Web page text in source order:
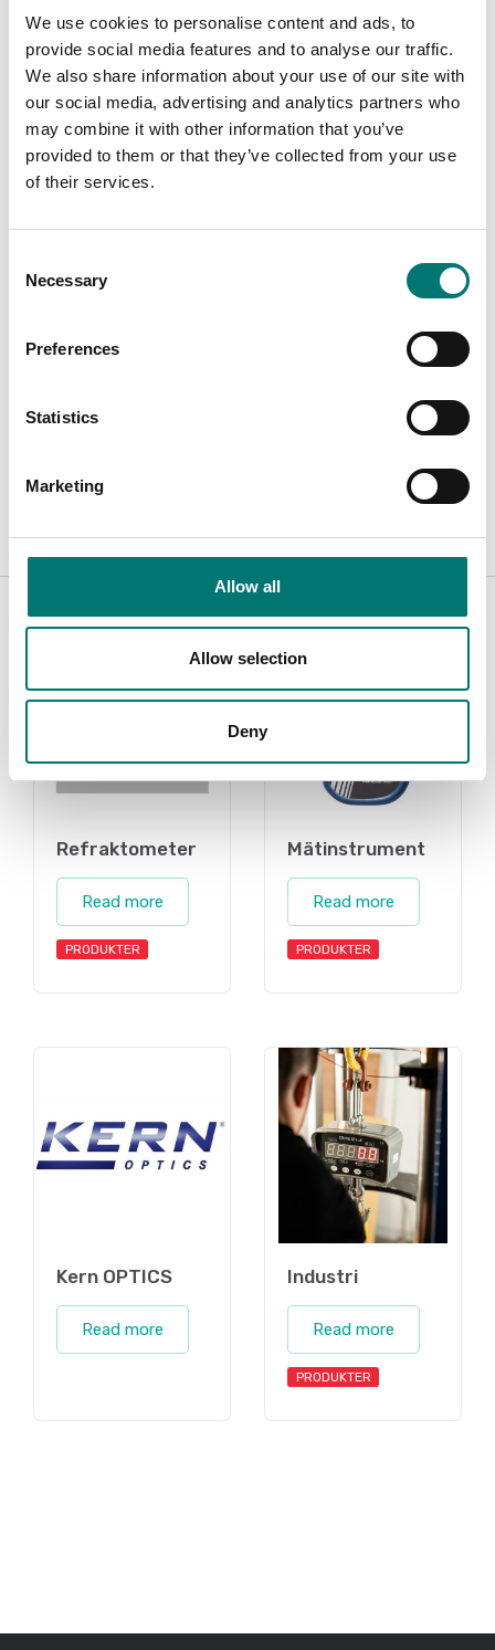
We use cookies to personalise content and ads, to
provide social media features and to analyse our traffic.
We also share information about your use of our site with
our social media, advertising and analytics partners who
may combine it with other information that you’ve
provided to them or that they’ve collected from your use
of their services.
Selection
Necessary
Preferences
Statistics
Marketing
Allow all
Allow selection
Deny
Alkoholproduktion
Ölbryggeri
Specifikationer
Datasheet ORA V2.pdf Ladda ner
Ladda ner
Refraktometer
Read more
PRODUKTER
Mätinstrument
Read more
PRODUKTER
Kern OPTICS
Read more
Industri
Read more
PRODUKTER